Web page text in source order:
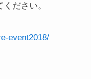
ださい。
event2018/